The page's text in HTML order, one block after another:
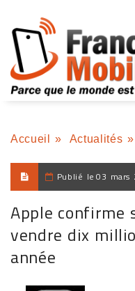
Accueil » Actualités »
Publié le 03 mars
Apple confirme
vendre dix
année